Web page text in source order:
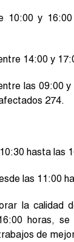
10:00 y
14:00 y
las 09:00
274.
hasta las
las 11:00
la calidad
horas, se
de